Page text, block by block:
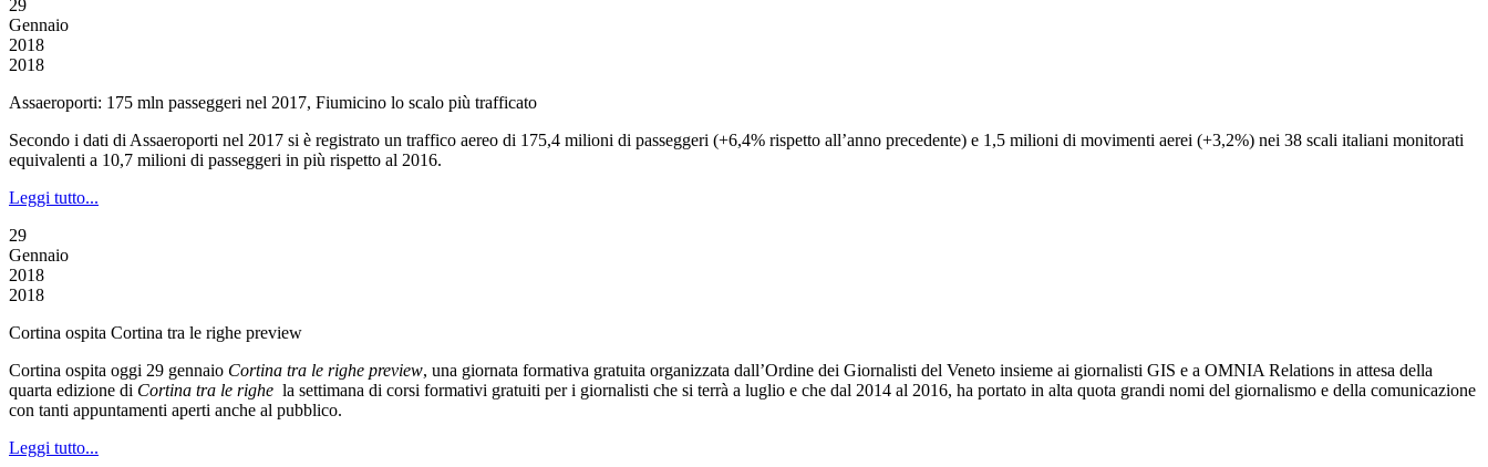
29
Gennaio
2018
2018
Assaeroporti: 175 mln passeggeri nel 2017, Fiumicino lo scalo più trafficato
Secondo i dati di Assaeroporti nel 2017 si è registrato un traffico aereo di 175,4 milioni di passeggeri (+6,4% rispetto all’anno precedente) e 1,5 milioni di movimenti aerei (+3,2%) nei 38 scali italiani monitorati
equivalenti a 10,7 milioni di passeggeri in più rispetto al 2016.
Leggi tutto...
29
Gennaio
2018
2018
Cortina ospita Cortina tra le righe preview
Cortina ospita oggi 29 gennaio Cortina tra le righe preview, una giornata formativa gratuita organizzata dall’Ordine dei Giornalisti del Veneto insieme ai giornalisti GIS e a OMNIA Relations in attesa della
quarta edizione di Cortina tra le righe la settimana di corsi formativi gratuiti per i giornalisti che si terrà a luglio e che dal 2014 al 2016, ha portato in alta quota grandi nomi del giornalismo e della comunicazione
con tanti appuntamenti aperti anche al pubblico.
Leggi tutto...